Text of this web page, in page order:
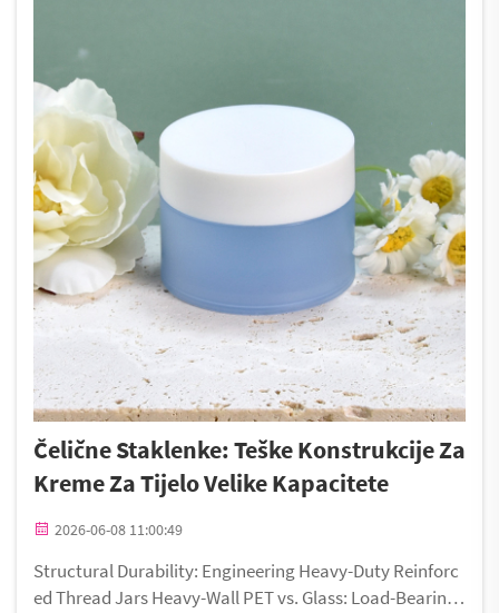
Čelične Staklenke: Teške Konstrukcije Za
Kreme Za Tijelo Velike Kapacitete
2026-06-08 11:00:49
Structural Durability: Engineering Heavy-Duty Reinforc
ed Thread Jars Heavy-Wall PET vs. Glass: Load-Bearing